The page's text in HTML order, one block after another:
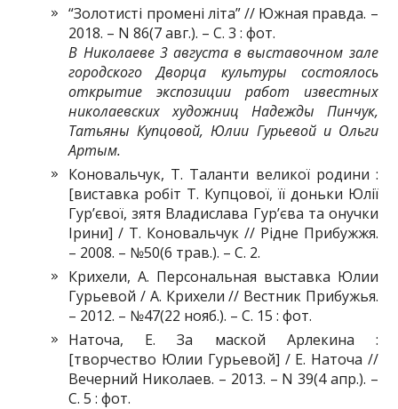
“Золотисті промені літа” // Южная правда. –
2018. ­– N 86(7 авг.). – С. 3 : фот.
В Николаеве 3 августа в выставочном зале
городского Дворца культуры состоялось
открытие экспозиции работ известных
николаевских художниц Надежды Пинчук,
Татьяны Купцовой, Юлии Гурьевой и Ольги
Артым.
Коновальчук, Т. Таланти великої родини :
[виставка робіт Т. Купцової, її доньки Юлії
Гур’євої, зятя Владислава Гур’єва та онучки
Ірини] / Т. Коновальчук // Рідне Прибужжя.
– 2008. – №50(6 трав.). – С. 2.
Крихели, А. Персональная выставка Юлии
Гурьевой / А. Крихели // Вестник Прибужья.
– 2012. – №47(22 нояб.). – С. 15 : фот.
Наточа, Е. За маской Арлекина :
[творчество Юлии Гурьевой] / Е. Наточа //
Вечерний Николаев. – 2013. – N 39(4 апр.). –
С. 5 : фот.